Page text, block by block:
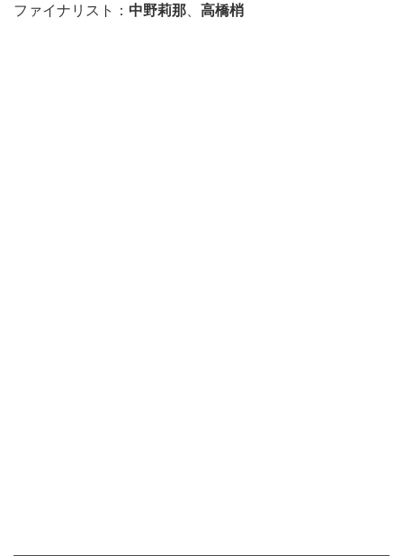
ファイナリスト： 中野莉那 高橋梢